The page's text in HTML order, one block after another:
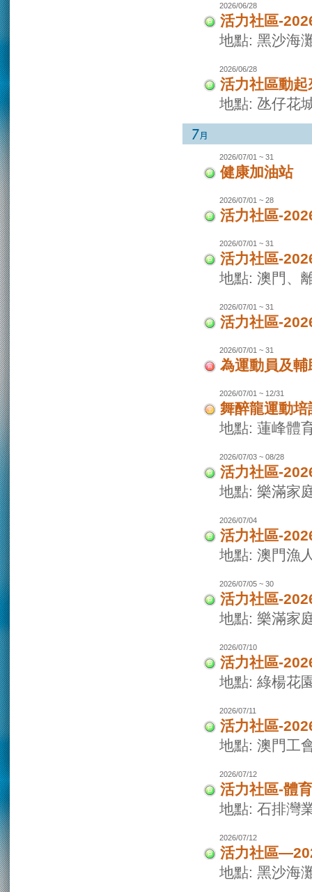
2026/06/28
活力社區-
地點: 黑沙海
2026/06/28
活力社區動
地點: 氹仔花
2026/07/01 ~ 31
健康加油站
2026/07/01 ~ 28
活力社區-
2026/07/01 ~ 31
活力社區-
地點: 澳門、
2026/07/01 ~ 31
活力社區-
2026/07/01 ~ 31
為運動員及
2026/07/01 ~ 12/31
舞醉龍運動培
地點: 蓮峰體
2026/07/03 ~ 08/28
活力社區-
地點: 樂滿家
2026/07/04
活力社區-
地點: 澳門漁
2026/07/05 ~ 30
活力社區-
地點: 樂滿家
2026/07/10
活力社區-
地點: 綠楊花
2026/07/11
活力社區-
地點: 澳門工
2026/07/12
活力社區-體
地點: 石排灣
2026/07/12
活力社區
地點: 黑沙海